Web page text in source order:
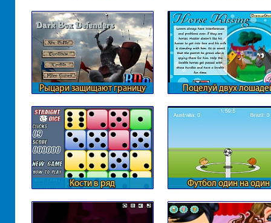
Рыцари защищают границу Поцелуй двух
Кости в ряд Футбол один на один